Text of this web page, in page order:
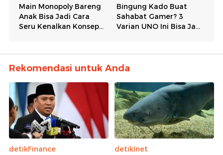
Rekomendasi untuk Anda
detikFinance
detikInet